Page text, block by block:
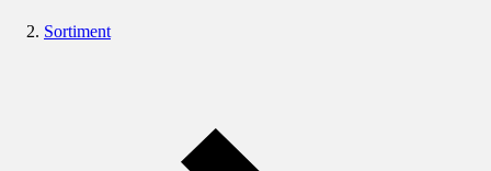
Sortiment